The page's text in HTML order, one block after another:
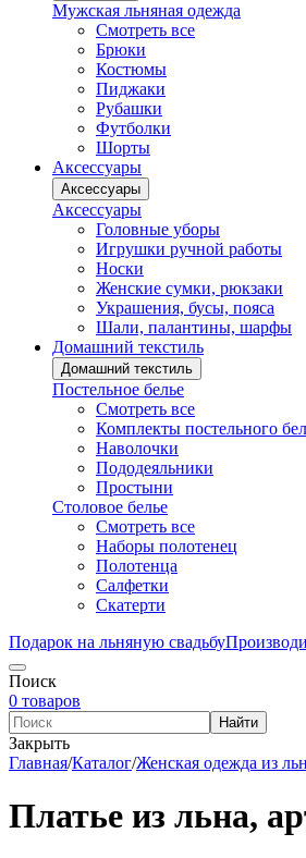
Мужская льняная одежда
Смотреть все
Брюки
Костюмы
Пиджаки
Рубашки
Футболки
Шорты
Аксессуары
Аксессуары
Аксессуары
Головные уборы
Игрушки ручной работы
Носки
Женские сумки, рюкзаки
Украшения, бусы, пояса
Шали, палантины, шарфы
Домашний текстиль
Домашний текстиль
Постельное белье
Смотреть все
Комплекты постельного
Наволочки
Пододеяльники
Простыни
Столовое белье
Смотреть все
Наборы полотенец
Полотенца
Салфетки
Скатерти
Подарок на льняную свадьбу
Поиск
0 товаров
Найти
Закрыть
Главная/Каталог/Женская одежда из
Платье из льна,